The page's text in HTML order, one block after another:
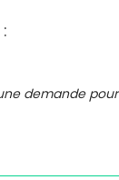
demande